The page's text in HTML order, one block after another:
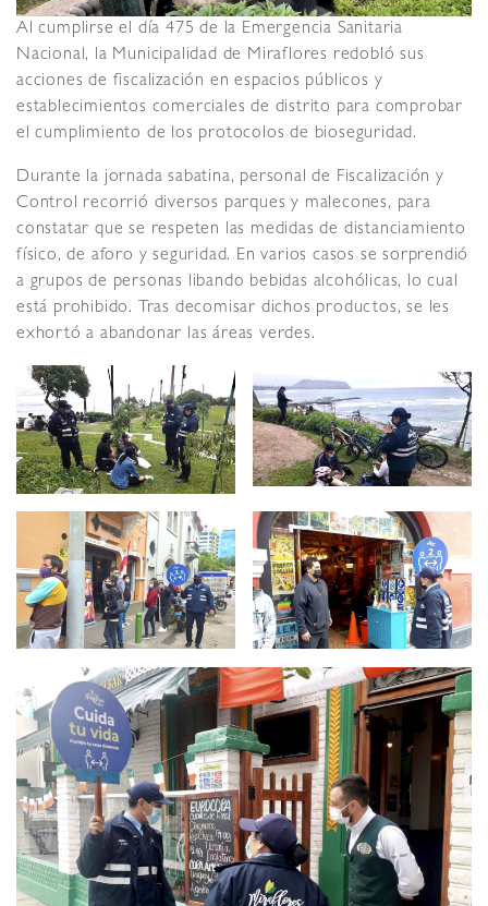
Al cumplirse el día 475 de la Emergencia Sanitaria
Nacional, la Municipalidad de Miraflores redobló sus
acciones de fiscalización en espacios públicos y
establecimientos comerciales de distrito para comprobar
el cumplimiento de los protocolos de bioseguridad.
Durante la jornada sabatina, personal de Fiscalización y
Control recorrió diversos parques y malecones, para
constatar que se respeten las medidas de distanciamiento
físico, de aforo y seguridad. En varios casos se sorprendió
a grupos de personas libando bebidas alcohólicas, lo cual
está prohibido. Tras decomisar dichos productos, se les
exhortó a abandonar las áreas verdes.